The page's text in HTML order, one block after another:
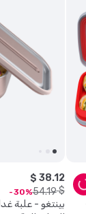
بينتغو - علبة
$ 38.12
$
54.19
30